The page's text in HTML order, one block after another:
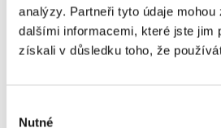
analýzy. Partneři tyto údaje mohou
dalšími informacemi, které jste jim
získali v důsledku toho, že
Nutné